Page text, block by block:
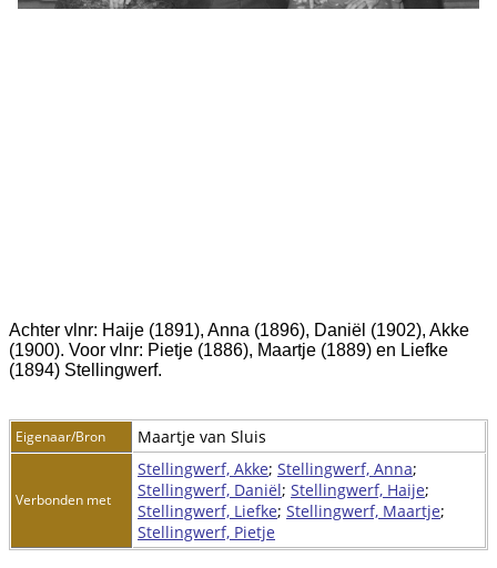
Achter vlnr: Haije (1891), Anna (1896), Daniël (1902), Akke
(1900). Voor vlnr: Pietje (1886), Maartje (1889) en Liefke
(1894) Stellingwerf.
Eigenaar/Bron Maartje van Sluis
Verbonden met
Stellingwerf, Akke; Stellingwerf, Anna;
Stellingwerf, Daniël; Stellingwerf, Haije;
Stellingwerf, Liefke; Stellingwerf, Maartje;
Stellingwerf, Pietje